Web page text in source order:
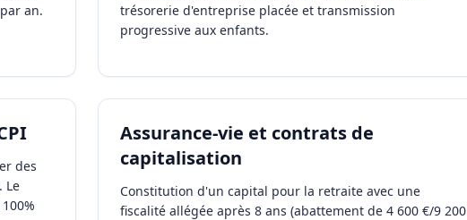
an.
trésorerie d'entreprise placée et transmission
progressive aux enfants.
des
Le
Assurance-vie et contrats de
capitalisation
Constitution d'un capital pour la retraite avec une
fiscalité allégée après 8 ans (abattement de 4 600 €/9 200